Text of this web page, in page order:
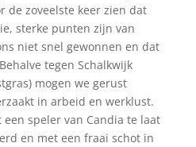
de zoveelste keer zien dat
sterke punten zijn van
niet snel gewonnen en dat
tegen Schalkwijk
mogen we gerust
in arbeid en werklust.
speler van Candia te laat
en met een fraai schot in